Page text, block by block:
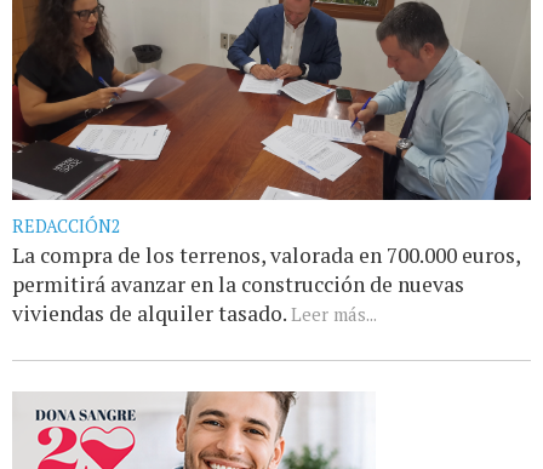
REDACCIÓN2
La compra de los terrenos, valorada en 700.000 euros,
permitirá avanzar en la construcción de nuevas
viviendas de alquiler tasado. Leer más...